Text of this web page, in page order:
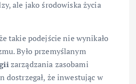
ale jako środowiska życia
takie podejście nie wynikało
Było przemyślanym
zarządzania zasobami
dostrzegał, że inwestując w